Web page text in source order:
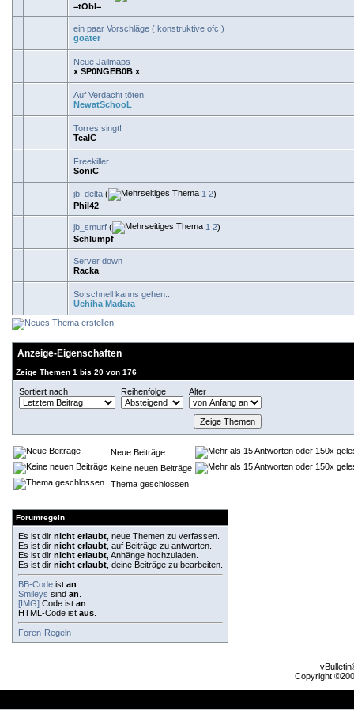
=tObI=
ein paar Vorschläge ( konstruktive ofc )
goater
Neue Jailmaps
x SP0NGEB0B x
Auf Verdacht töten
NewatSchooL
Torres singt!
TealC
Freekiller
SoniC
jb_delta ( 1 2)
Phil42
jb_smurf ( 1 2)
Schlumpf
Server down
Racka
So schnell kanns gehen...
Uchiha Madara
Anzeige-Eigenschaften
Zeige Themen 1 bis 20 von 176
Sortiert nach Reihenfolge Alter
Neue Beiträge
Keine neuen Beiträge
Thema geschlossen
Forumregeln
Es ist dir nicht erlaubt , neue Themen zu verfassen.
Es ist dir nicht erlaubt , auf Beiträge zu antworten.
Es ist dir nicht erlaubt , Anhänge hochzuladen.
Es ist dir nicht erlaubt , deine Beiträge zu bearbeiten.
BB-Code ist an
Smileys sind an
[IMG] Code ist an
HTML-Code ist aus
Foren-Regeln
Copyright